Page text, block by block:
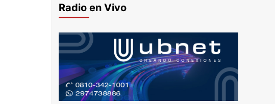
Radio en Vivo